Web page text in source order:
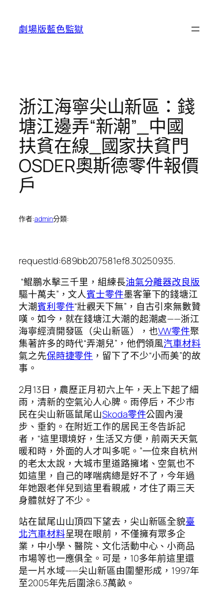
劇場版藍色監獄
浙江海寧尖山新區：錢
塘江邊弄“新潮”_中國
扶貧在線_國家扶貧門
OSDER奧斯德零件報價
戶
作者:admin分類:
requestId:689bb207581ef8.30250935.
“鯤鵬水擊三千里，組練長油氣分離器改良版
驅十萬夫”，文人賓士零件墨客筆下的錢塘江
大潮賓利零件“壯觀天下無”，自古引來無數贊
嘆。如今，就在錢塘江大潮的起潮處——浙江
海寧經濟開發區（尖山新區），也VW零件聚
集著許多的時代“弄潮兒”，他們領風汽車材料
氣之先保時捷零件 ，留下了不少“小而美”的故
事。
2月13日，農歷正月初六上午，天上下起了細
雨，清新的空氣沁人心脾。雨停后，不少市
民在尖山新區鼠尾山Skoda零件公園內漫
步、垂釣。在附近工作的居民王冬告訴記
者，“這里環境好，生活又方便，前兩天天氣
暖和時，外面的人才叫多呢。”一位來自杭州
的老太太說，大城市里道路擁堵、空氣也不
如這里，自己的哮喘病總是好不了，今年過
年她跟老伴兒到這里看親戚，才住了兩三天
身體就好了不少。
站在鼠尾山山頂四下望去，尖山新區全貌臺
北汽車材料呈現在眼前，不僅擁有眾多企
業，中小學、醫院、文化活動中心、小商品
市場等也一應俱全。可是，10多年前這里還
是一片水域——尖山新區由圍墾形成，1997年
至2005年先后圍涂6.3萬畝。